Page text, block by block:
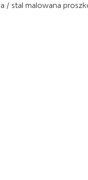
/ stal malowana